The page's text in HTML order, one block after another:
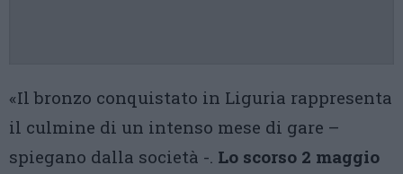
«Il bronzo conquistato in Liguria rappresenta
il culmine di un intenso mese di gare –
spiegano dalla società -. Lo scorso 2 maggio